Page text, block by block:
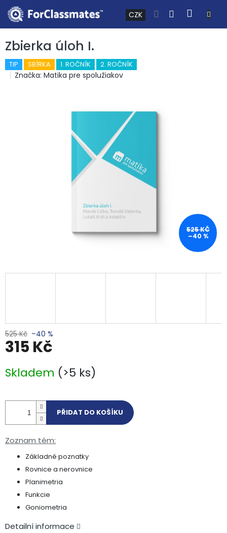
Přejít na obsah
CZK
Zbierka úloh I.
TIP SBÍRKA 1. ROČNÍK 2. ROČNÍK
Značka:Matika pre spolužiakov
525 KČ
–40 %
525 Kč –40 %
315 Kč
Skladem (>5 ks)
PŘIDAT DO KOŠÍKU
Zoznam tém:
Základné poznatky
Rovnice a nerovnice
Planimetria
Funkcie
Goniometria
Detailní informace